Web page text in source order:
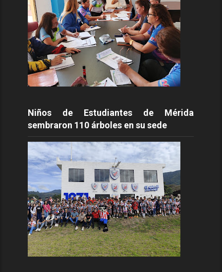
Niños de Estudiantes de Mérida
sembraron 110 árboles en su sede